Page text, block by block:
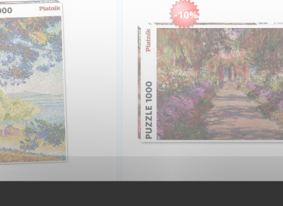
17,90 €
-10%